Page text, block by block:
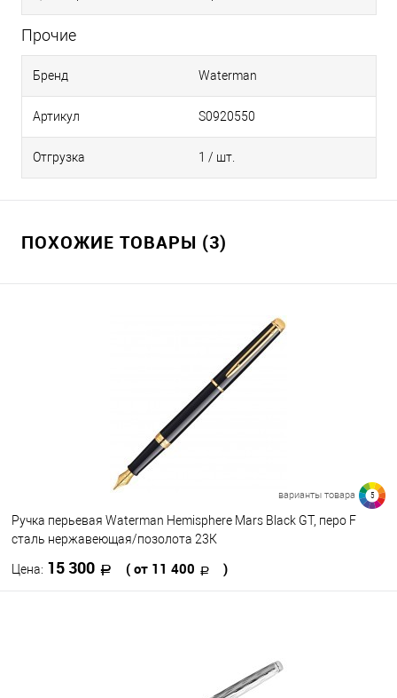
Прочие
Бренд Waterman
Артикул S0920550
Отгрузка 1 / шт.
ПОХОЖИЕ ТОВАРЫ (3)
варианты товара 5
Ручка перьевая Waterman Hemisphere Mars Black GT, перо F
сталь нержавеющая/позолота 23К
Цена: 15 300 ( от 11 400 )
В наличии